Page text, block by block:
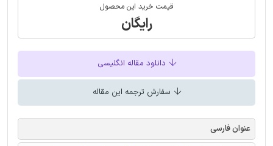
قیمت خرید این محصول
رایگان
دانلود مقاله انگلیسی
سفارش ترجمه این مقاله
عنوان فارسی